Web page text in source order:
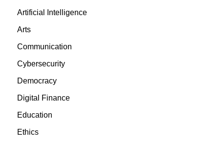
Artificial Intelligence
Arts
Communication
Cybersecurity
Democracy
Digital Finance
Education
Ethics